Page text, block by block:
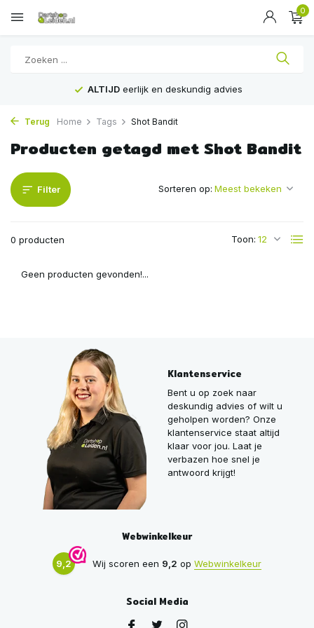
0
ALTIJD eerlijk en deskundig advies
Terug Home Tags Shot Bandit
Producten getagd met Shot Bandit
Filter
0 producten Toon:
Sorteren op:
Geen producten gevonden!...
Klantenservice
Bent u op zoek naar
deskundig advies of wilt u
geholpen worden? Onze
klantenservice staat altijd
klaar voor jou. Laat je
verbazen hoe snel je
antwoord krijgt!
Webwinkelkeur
9,2 Wij scoren een 9,2 op Webwinkelkeur
Social Media